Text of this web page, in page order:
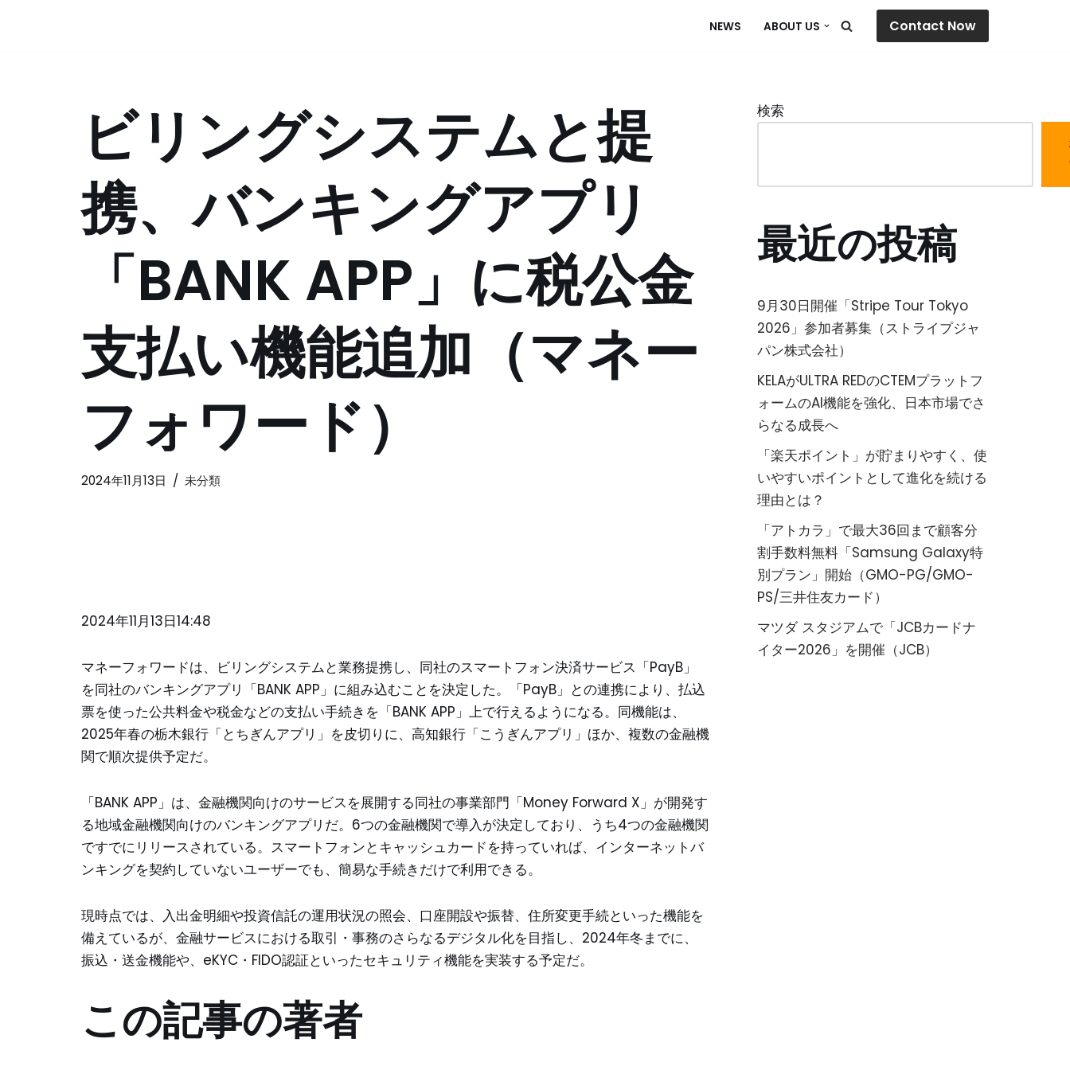
NEWS ABOUT US Contact Now
ビリングシステムと提
携、バンキングアプリ
「BANK APP」に税公金
支払い機能追加（マネー
フォワード）
2024年11月13日 未分類
2024年11月13日14:48
マネーフォワードは、ビリングシステムと業務提携し、同社のスマートフォン決済サービス「PayB」
を同社のバンキングアプリ「BANK APP」に組み込むことを決定した。「PayB」との連携により、払込
票を使った公共料金や税金などの支払い手続きを「BANK APP」上で行えるようになる。同機能は、
2025年春の栃木銀行「とちぎんアプリ」を皮切りに、高知銀行「こうぎんアプリ」ほか、複数の金融機
関で順次提供予定だ。
「BANK APP」は、金融機関向けのサービスを展開する同社の事業部門「Money Forward X」が開発す
る地域金融機関向けのバンキングアプリだ。6つの金融機関で導入が決定しており、うち4つの金融機関
ですでにリリースされている。スマートフォンとキャッシュカードを持っていれば、インターネットバ
ンキングを契約していないユーザーでも、簡易な手続きだけで利用できる。
現時点では、入出金明細や投資信託の運用状況の照会、口座開設や振替、住所変更手続といった機能を
備えているが、金融サービスにおける取引・事務のさらなるデジタル化を目指し、2024年冬までに、
振込・送金機能や、eKYC・FIDO認証といったセキュリティ機能を実装する予定だ。
この記事の著者
検索
最近の投稿
9月30日開催「Stripe Tour Tokyo
2026」参加者募集（ストライプジャ
パン株式会社）
KELAがULTRA REDのCTEMプラットフ
ォームのAI機能を強化、日本市場でさ
らなる成長へ
「楽天ポイント」が貯まりやすく、使
いやすいポイントとして進化を続ける
理由とは？
「アトカラ」で最大36回まで顧客分
割手数料無料「Samsung Galaxy特
別プラン」開始（GMO-PG/GMO-
PS/三井住友カード）
マツダ スタジアムで「JCBカードナ
イター2026」を開催（JCB）